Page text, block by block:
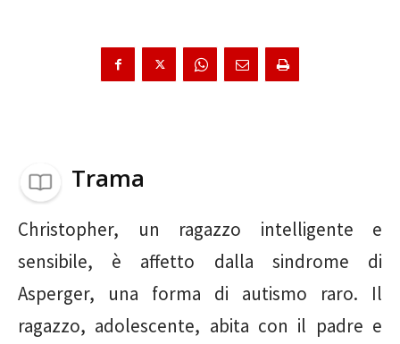
Trama
Christopher, un ragazzo intelligente e
sensibile, è affetto dalla sindrome di
Asperger, una forma di autismo raro. Il
ragazzo, adolescente, abita con il padre e